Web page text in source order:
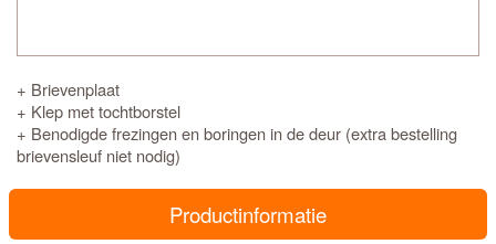
+ Brievenplaat
+ Klep met tochtborstel
+ Benodigde frezingen en boringen in de deur (extra bestelling
brievensleuf niet nodig)
Productinformatie